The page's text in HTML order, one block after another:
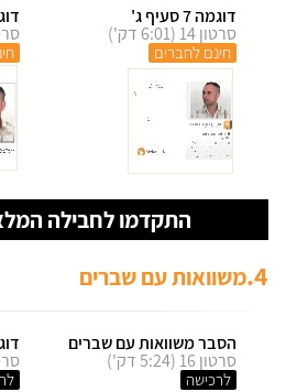
דוגמה 7 סעיף ג'
סרטון 14 (6:01 דק')
חינם לחברים
סרטון
התקדמו לחבילה
4. משוואות עם שברים
הסבר משוואות עם שברים
סרטון 16 (5:24 דק')
לרכישה
סרטון